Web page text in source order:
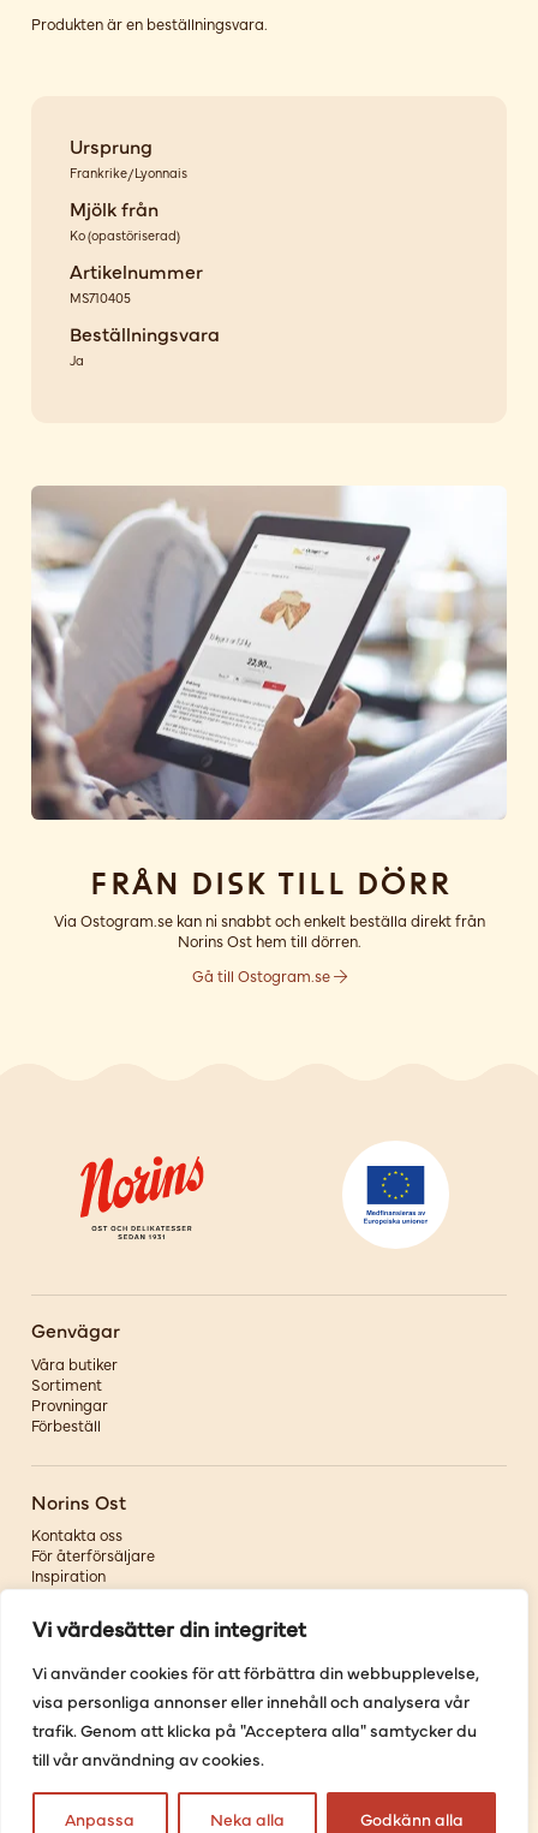
Vi värdesätter din integritet
Vi använder cookies för att förbättra din webbupplevelse,
visa personliga annonser eller innehåll och analysera vår
trafik. Genom att klicka på "Acceptera alla" samtycker du
till vår användning av cookies.
Anpassa Neka alla Godkänn alla
Produkten är en beställningsvara.
Ursprung
Frankrike/Lyonnais
Mjölk från
Ko(opastöriserad)
Artikelnummer
MS710405
Beställningsvara
Ja
Från disk till dörr
Via Ostogram.se kan ni snabbt och enkelt beställa direkt från
Norins Ost hem till dörren.
Gå till Ostogram.se
Genvägar
Våra butiker
Sortiment
Provningar
Förbeställ
Norins Ost
Kontakta oss
För återförsäljare
Inspiration
Om oss
Följ oss
Facebook
Instagram
Pinterest
Youtube